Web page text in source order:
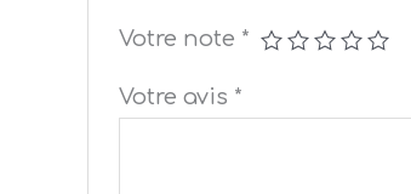
Votre note *
Votre avis *